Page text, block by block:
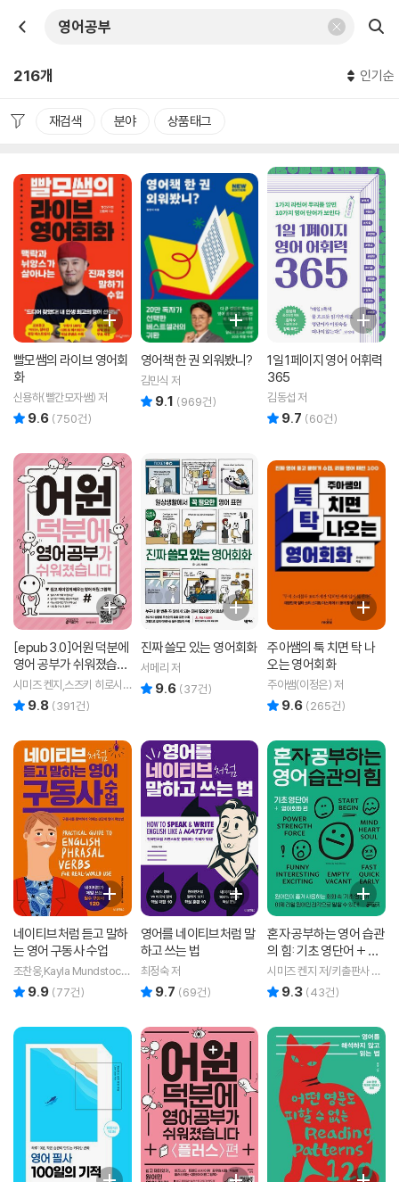
216개 인기순
재검색 분야 상품태그
빨모쌤의 라이브 영어회
화
신용하(빨간모자쌤) 저
9.6 (750건)
영어책 한 권 외워봤니?
김민식 저
9.1 (969건)
1일 1페이지 영어 어휘력
365
김동섭 저
9.7 (60건)
[epub 3.0]어원 덕분에
영어 공부가 쉬워졌습니
다
시미즈 켄지,스즈키 히로시
공저9.8 (391건)
진짜 쓸모 있는 영어회화
서메리 저
9.6 (37건)
주아쌤의 툭 치면 탁 나
오는 영어회화
주아쌤(이정은) 저
9.6 (265건)
네이티브처럼 듣고 말하
는 영어 구동사 수업
조찬웅,Kayla Mundstock
공저9.9 (77건)
영어를 네이티브처럼 말
하고 쓰는 법
최정숙 저
9.7 (69건)
혼자 공부하는 영어 습관
의 힘: 기초 영단어 + 영
어회화 편
시미즈 켄지 저/키출판사 편
집부 역
9.3 (43건)